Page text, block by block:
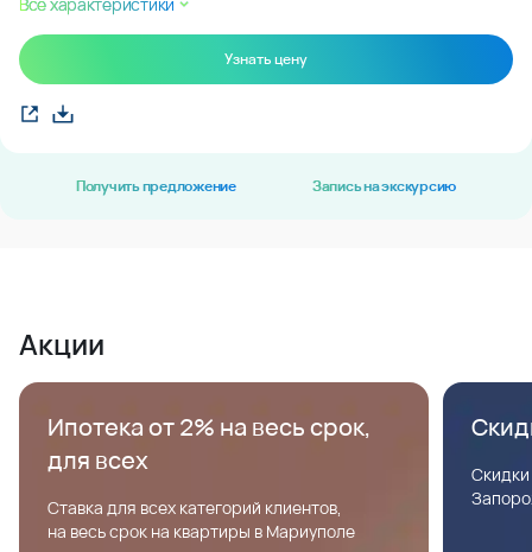
Узнать цену
Получить предложение Запись на экскурсию
Акции
Ипотека от 2% на весь срок,
для всех
Ставка для всех категорий клиентов,
на весь срок на квартиры в Мариуполе